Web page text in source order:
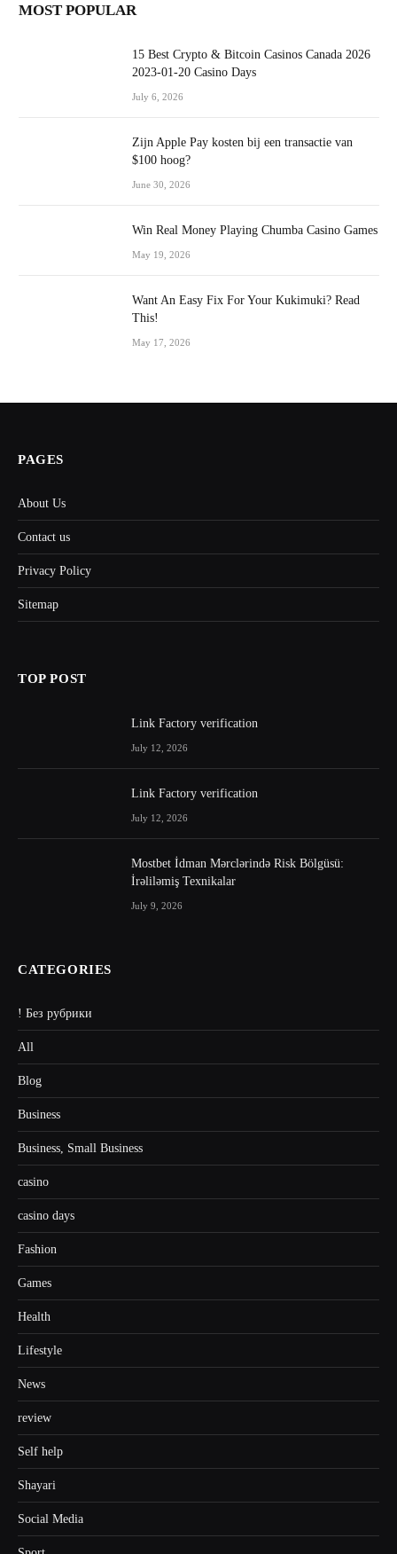
MOST POPULAR
15 Best Crypto & Bitcoin Casinos Canada 2026
2023-01-20 Casino Days
July 6, 2026
Zijn Apple Pay kosten bij een transactie van
$100 hoog?
June 30, 2026
Win Real Money Playing Chumba Casino Games
May 19, 2026
Want An Easy Fix For Your Kukimuki? Read
This!
May 17, 2026
PAGES
About Us
Contact us
Privacy Policy
Sitemap
TOP POST
Link Factory verification
July 12, 2026
Link Factory verification
July 12, 2026
Mostbet İdman Mərclərində Risk Bölgüsü:
İrəliləmiş Texnikalar
July 9, 2026
CATEGORIES
! Без рубрики
All
Blog
Business
Business, Small Business
casino
casino days
Fashion
Games
Health
Lifestyle
News
review
Self help
Shayari
Social Media